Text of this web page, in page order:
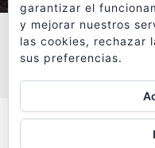
VER MÁS
Todos los
garantizar el
y mejorar nuestros
las cookies, rechazar
sus preferencias.